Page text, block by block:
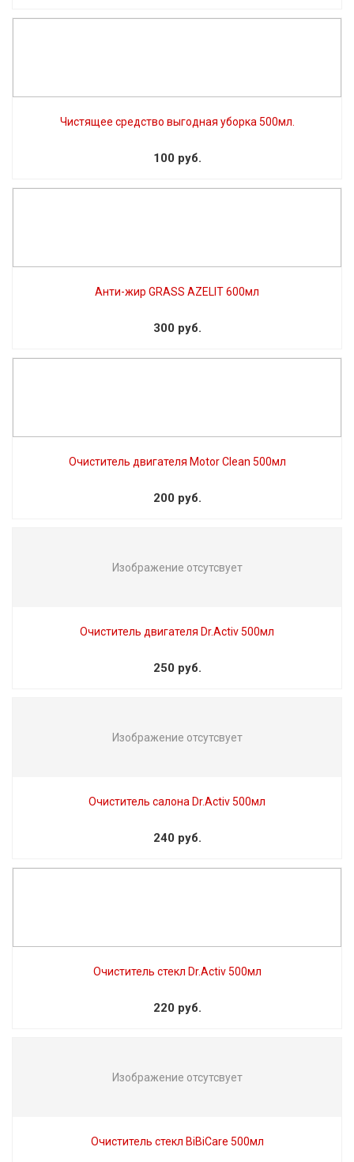
Чистящее средство выгодная уборка 500мл.
100 руб.
Анти-жир GRASS AZELIT 600мл
300 руб.
Очиститель двигателя Motor Clean 500мл
200 руб.
Изображение отсутсвует
Очиститель двигателя Dr.Activ 500мл
250 руб.
Изображение отсутсвует
Очиститель салона Dr.Activ 500мл
240 руб.
Очиститель стекл Dr.Activ 500мл
220 руб.
Изображение отсутсвует
Очиститель стекл BiBiCare 500мл